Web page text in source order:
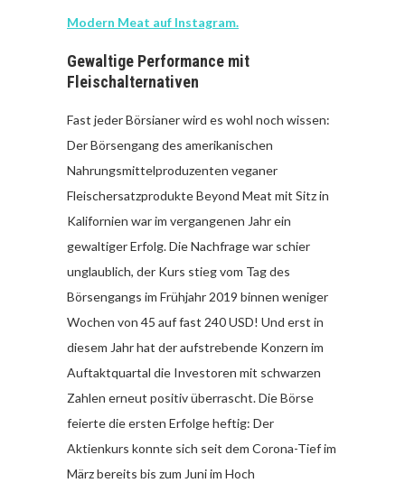
Modern Meat auf Instagram.
Gewaltige Performance mit
Fleischalternativen
Fast jeder Börsianer wird es wohl noch wissen:
Der Börsengang des amerikanischen
Nahrungsmittelproduzenten veganer
Fleischersatzprodukte Beyond Meat mit Sitz in
Kalifornien war im vergangenen Jahr ein
gewaltiger Erfolg. Die Nachfrage war schier
unglaublich, der Kurs stieg vom Tag des
Börsengangs im Frühjahr 2019 binnen weniger
Wochen von 45 auf fast 240 USD! Und erst in
diesem Jahr hat der aufstrebende Konzern im
Auftaktquartal die Investoren mit schwarzen
Zahlen erneut positiv überrascht. Die Börse
feierte die ersten Erfolge heftig: Der
Aktienkurs konnte sich seit dem Corona-Tief im
März bereits bis zum Juni im Hoch